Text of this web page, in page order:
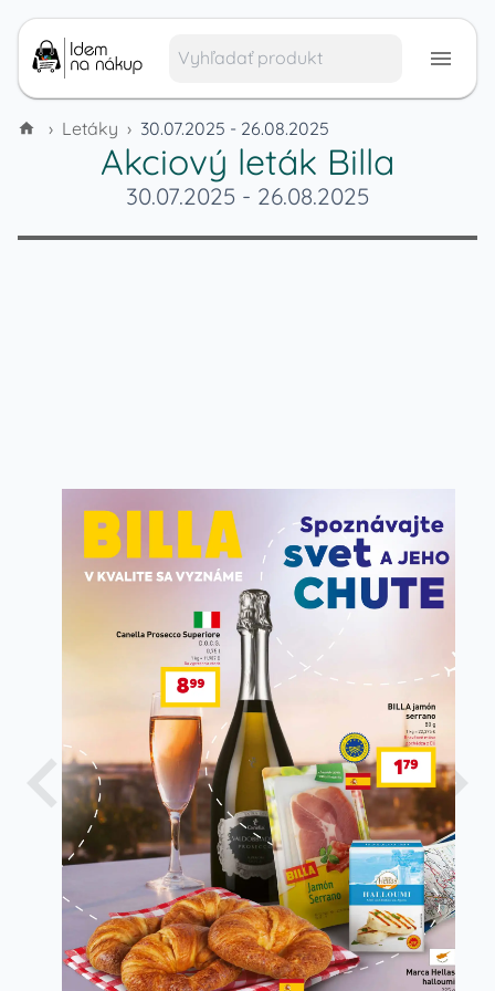
› Letáky › 30.07.2025 - 26.08.2025
Akciový leták Billa
30.07.2025 - 26.08.2025